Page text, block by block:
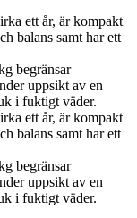
ett år, är kompakt
balans samt har ett
begränsar
uppsikt av en
i fuktigt väder.
ett år, är kompakt
balans samt har ett
begränsar
uppsikt av en
i fuktigt väder.